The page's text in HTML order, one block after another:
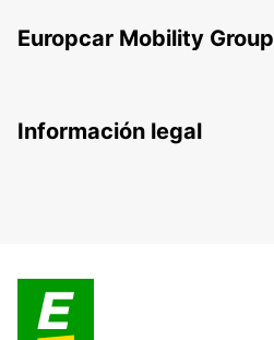
Europcar Mobility Group
Información legal